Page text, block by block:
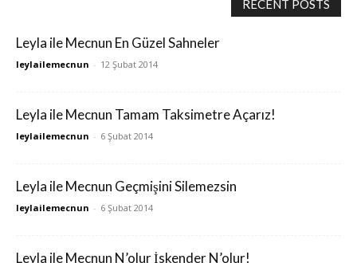
RECENT POSTS
Leyla ile Mecnun En Güzel Sahneler
leylailemecnun - 12 Şubat 2014
Leyla ile Mecnun Tamam Taksimetre Açarız!
leylailemecnun - 6 Şubat 2014
Leyla ile Mecnun Geçmişini Silemezsin
leylailemecnun - 6 Şubat 2014
Leyla ile Mecnun N’olur İskender N’olur!